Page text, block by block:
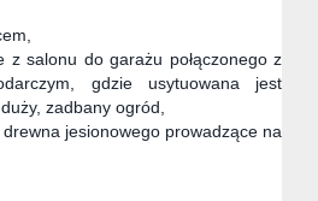
z salonu do garażu połączonego z
gdzie usytuowana jest
zadbany ogród,
jesionowego prowadzące na